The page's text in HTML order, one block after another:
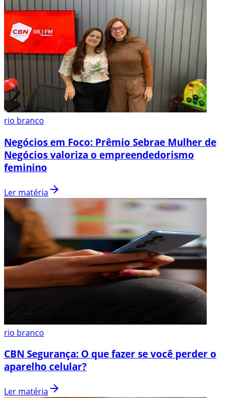
rio branco
Negócios em Foco: Prêmio Sebrae Mulher de
Negócios valoriza o empreendedorismo
feminino
Ler matéria
rio branco
CBN Segurança: O que fazer se você perder o
aparelho celular?
Ler matéria